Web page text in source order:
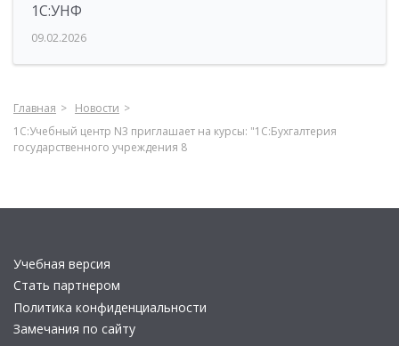
1С:УНФ
09.02.2026
Главная
Новости
1С:Учебный центр N3 приглашает на курсы: "1C:Бухгалтерия
государственного учреждения 8
Учебная версия
Стать партнером
Политика конфиденциальности
Замечания по сайту